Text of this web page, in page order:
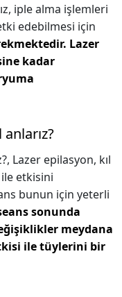
iple alma işlemleri
edebilmesi için
Lazer
kadar
Lazer epilasyon, kıl
ile etkisini
bunun için yeterli
sonunda
meydana
ile tüylerini bir